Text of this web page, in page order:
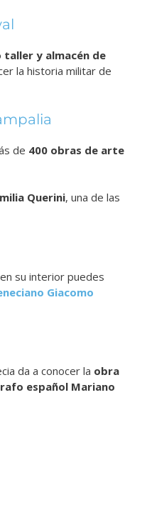
y almacén de
la historia militar de
de 400 obras de arte
Querini, una de las
su interior puedes
Giacomo
da a conocer la obra
español Mariano